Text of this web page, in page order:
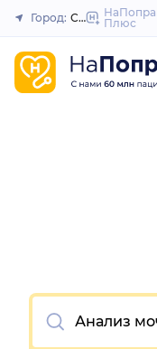
Город: СаратовПлюс
Очистить